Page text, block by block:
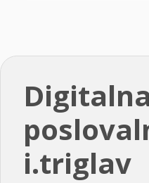
Digitalna
i.triglav